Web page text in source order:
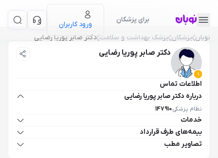
برای پزشکان
ورود کاربران
نوبان پزشکان پزشک بهداشت و سلامت دکتر صابر پوریا رضایی
دکتر صابر پوریا رضایی
اطلاعات تماس
درباره دکتر صابر پوریا رضایی
نظام پزشکی147910
خدمات
بیمه‌های طرف قرارداد
تصاویر مطب